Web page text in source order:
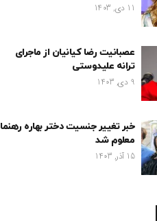
11 دی, 1403
عصبانیت رضا کیانیان از ماجرای
ترانه علیدوستی
9 دی, 1403
خبر تغییر جنسیت دختر بهاره رهنما
معلوم شد
15 آذر, 1403